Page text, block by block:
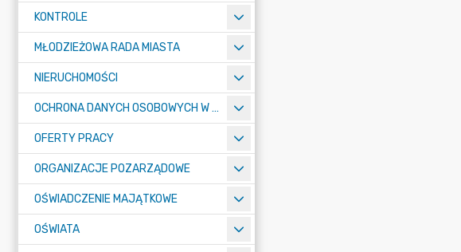
KONTROLE
MŁODZIEŻOWA RADA MIASTA
NIERUCHOMOŚCI
OCHRONA DANYCH OSOBOWYCH W URZĘDZIE MIASTA ŻORY - RODO
OFERTY PRACY
ORGANIZACJE POZARZĄDOWE
OŚWIADCZENIE MAJĄTKOWE
OŚWIATA